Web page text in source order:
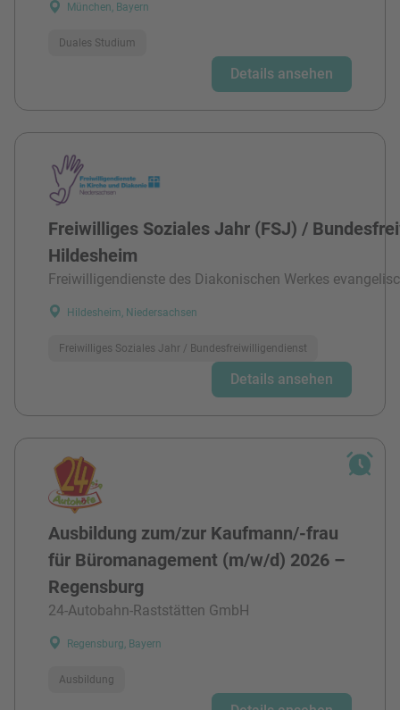
München, Bayern
Duales Studium
Details ansehen
Freiwilliges Soziales Jahr (FSJ) /
Hildesheim
Freiwilligendienste des Diakonischen Werkes
Hildesheim, Niedersachsen
Freiwilliges Soziales Jahr / Bundesfreiwilligendienst
Details ansehen
Ausbildung zum/zur Kaufmann/-frau
für Büromanagement (m/w/d) 2026 –
Regensburg
24-Autobahn-Raststätten GmbH
Regensburg, Bayern
Ausbildung